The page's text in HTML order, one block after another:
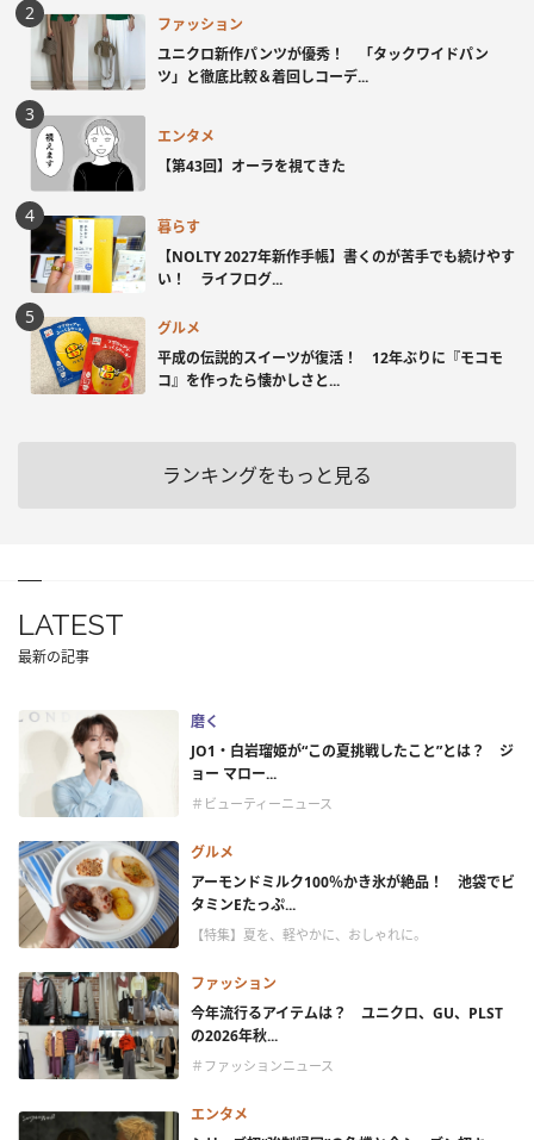
ファッション
ユニクロ新作パンツが優秀！ 「タックワイドパン
ツ」と徹底比較＆着回しコーデ...
エンタメ
【第43回】オーラを視てきた
暮らす
【NOLTY 2027年新作手帳】書くのが苦手でも続けやす
い！ ライフログ...
グルメ
平成の伝説的スイーツが復活！ 12年ぶりに『モコモ
コ』を作ったら懐かしさと...
ランキングをもっと見る
LATEST
最新の記事
磨く
JO1・白岩瑠姫が“この夏挑戦したこと”とは？ ジ
ョー マロー...
＃ビューティーニュース
グルメ
アーモンドミルク100％かき氷が絶品！ 池袋でビ
タミンEたっぷ...
【特集】夏を、軽やかに、おしゃれに。
ファッション
今年流行るアイテムは？ ユニクロ、GU、PLST
の2026年秋...
＃ファッションニュース
エンタメ